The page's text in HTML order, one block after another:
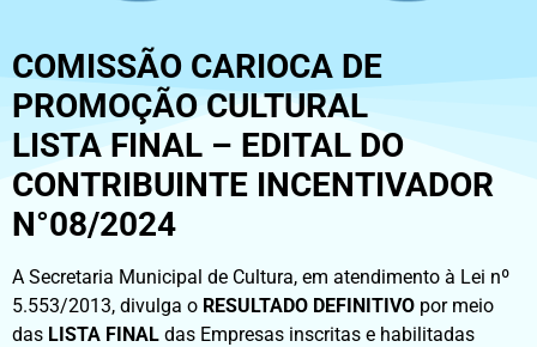
COMISSÃO CARIOCA DE
PROMOÇÃO CULTURAL
LISTA FINAL – EDITAL DO
CONTRIBUINTE INCENTIVADOR
N°08/2024
A Secretaria Municipal de Cultura, em atendimento à Lei nº
5.553/2013, divulga o RESULTADO DEFINITIVO por meio
das LISTA FINAL das Empresas inscritas e habilitadas